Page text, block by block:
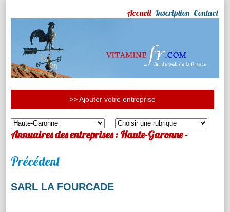
Accueil Inscription Contact
>> Ajouter votre entreprise
Annuaires des entreprises : Haute-Garonne -
Précédent
SARL LA FOURCADE